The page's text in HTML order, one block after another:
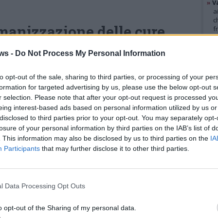
- Do Not Process My Personal Information
opt-out of the sale, sharing to third parties, or processing of your
for targeted advertising by us, please use the below opt-out
selection. Please note that after your opt-out request is processed
interest-based ads based on personal information utilized by us
to third parties prior to your opt-out. You may separately
of your personal information by third parties on the IAB’s list of
This information may also be disclosed by us to third parties on the
Participants that may further disclose it to other third parties.
Data Processing Opt Outs
opt-out of the Sharing of my personal data.
delle cure
quotidiano svolto accanto ai bambini
evidenziando l’importanza di
strumenti come arte, narrazione,
e tecniche non farmacologiche.
Attraverso immagini e
testimonianze dirette, il film
racconta la collaborazione tra
nel trasformare l’ospedale in un
ambiente più accogliente e
»